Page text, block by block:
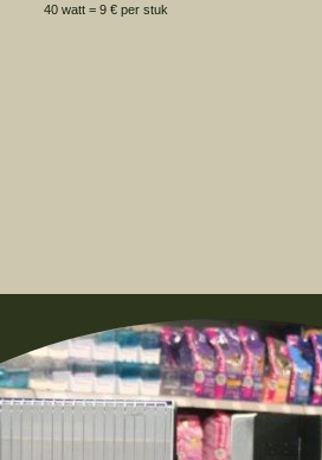
40 watt = 9 € per stuk